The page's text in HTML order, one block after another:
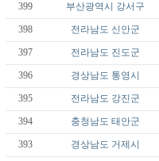
399 부산광역시 강서구
398 전라남도 신안군
397 전라남도 진도군
396 경상남도 통영시
395 전라남도 강진군
394 충청남도 태안군
393 경상남도 거제시